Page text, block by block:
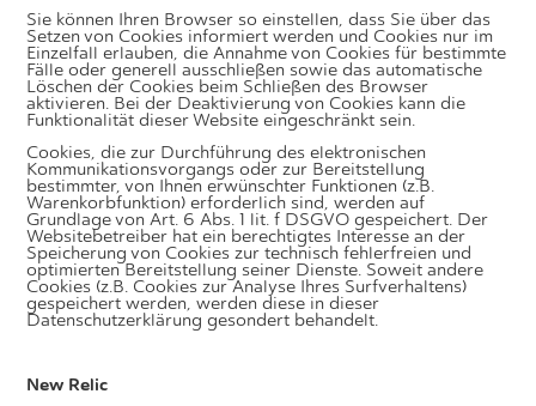
Sie können Ihren Browser so einstellen, dass Sie über das
Setzen von Cookies informiert werden und Cookies nur im
Einzelfall erlauben, die Annahme von Cookies für bestimmte
Fälle oder generell ausschließen sowie das automatische
Löschen der Cookies beim Schließen des Browser
aktivieren. Bei der Deaktivierung von Cookies kann die
Funktionalität dieser Website eingeschränkt sein.
Cookies, die zur Durchführung des elektronischen
Kommunikationsvorgangs oder zur Bereitstellung
bestimmter, von Ihnen erwünschter Funktionen (z.B.
Warenkorbfunktion) erforderlich sind, werden auf
Grundlage von Art. 6 Abs. 1 lit. f DSGVO gespeichert. Der
Websitebetreiber hat ein berechtigtes Interesse an der
Speicherung von Cookies zur technisch fehlerfreien und
optimierten Bereitstellung seiner Dienste. Soweit andere
Cookies (z.B. Cookies zur Analyse Ihres Surfverhaltens)
gespeichert werden, werden diese in dieser
Datenschutzerklärung gesondert behandelt.
New Relic